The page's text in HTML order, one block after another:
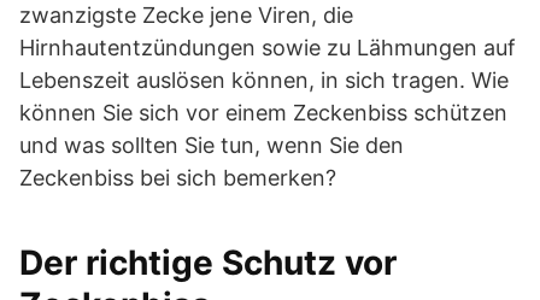
zwanzigste Zecke jene Viren, die
Hirnhautentzündungen sowie zu Lähmungen auf
Lebenszeit auslösen können, in sich tragen. Wie
können Sie sich vor einem Zeckenbiss schützen
und was sollten Sie tun, wenn Sie den
Zeckenbiss bei sich bemerken?
Der richtige Schutz vor